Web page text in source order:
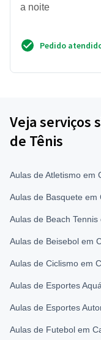
a noite
Pedido
Veja serviços
de Tênis
Aulas de Atletismo em
Aulas de Basquete em
Aulas de Beach
Aulas de Beisebol em
Aulas de Ciclismo em
Aulas de Esportes
Aulas de Esportes
Aulas de Futebol em